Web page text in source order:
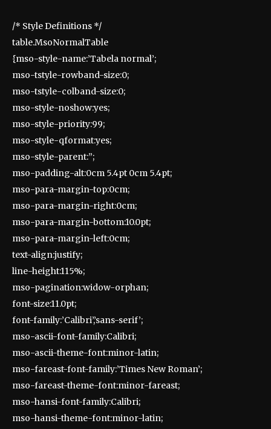
/* Style Definitions */
table.MsoNormalTable
{mso-style-name:’Tabela normal’;
mso-tstyle-rowband-size:0;
mso-tstyle-colband-size:0;
mso-style-noshow:yes;
mso-style-priority:99;
mso-style-qformat:yes;
mso-style-parent:”;
mso-padding-alt:0cm 5.4pt 0cm 5.4pt;
mso-para-margin-top:0cm;
mso-para-margin-right:0cm;
mso-para-margin-bottom:10.0pt;
mso-para-margin-left:0cm;
text-align:justify;
line-height:115%;
mso-pagination:widow-orphan;
font-size:11.0pt;
font-family:’Calibri’,’sans-serif’;
mso-ascii-font-family:Calibri;
mso-ascii-theme-font:minor-latin;
mso-fareast-font-family:’Times New Roman’;
mso-fareast-theme-font:minor-fareast;
mso-hansi-font-family:Calibri;
mso-hansi-theme-font:minor-latin;